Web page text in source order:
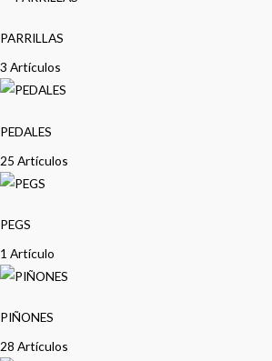
PARRILLAS
3 Artículos
PEDALES
25 Artículos
PEGS
1 Artículo
PIÑONES
28 Artículos